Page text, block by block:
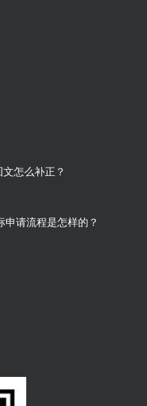
怎么补正？
请流程是怎样的？